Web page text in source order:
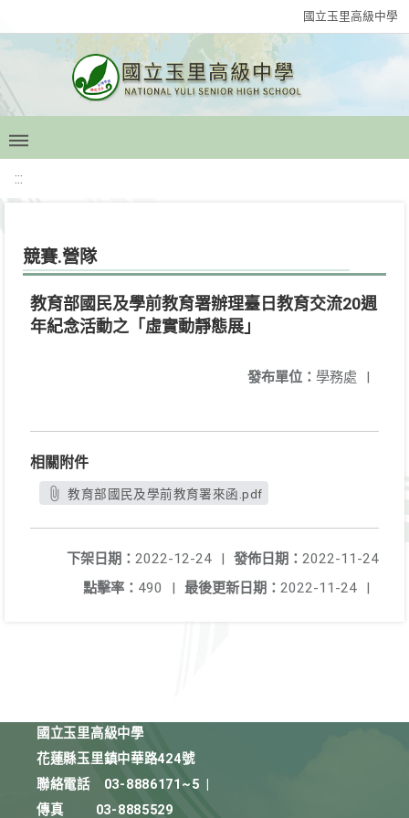
國立玉里高級中學
:::
競賽.營隊
教育部國民及學前教育署辦理臺日教育交流20週
年紀念活動之「虛實動靜態展」
發布單位： 學務處 |
相關附件
教育部國民及學前教育署來函.pdf
發佈日期： 2022-11-24
下架日期： 2022-12-24
|
最後更新日期： 2022-11-24 |
點擊率： 490 |
國立玉里高級中學
花蓮縣玉里鎮中華路424號
聯絡電話
03-8886171~5
傳真
03-8885529